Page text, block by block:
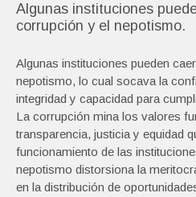
Algunas instituciones
corrupción y el nepotismo.
Algunas instituciones pueden
nepotismo, lo cual socava la
integridad y capacidad para
La corrupción mina los valores
transparencia, justicia y equidad
funcionamiento de las
nepotismo distorsiona la
en la distribución de